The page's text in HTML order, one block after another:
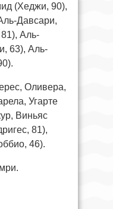
(Хеджи, 90),
Давсари,
Аль-
63), Аль-
Оливера,
Угарте
Виньяс
81),
46).